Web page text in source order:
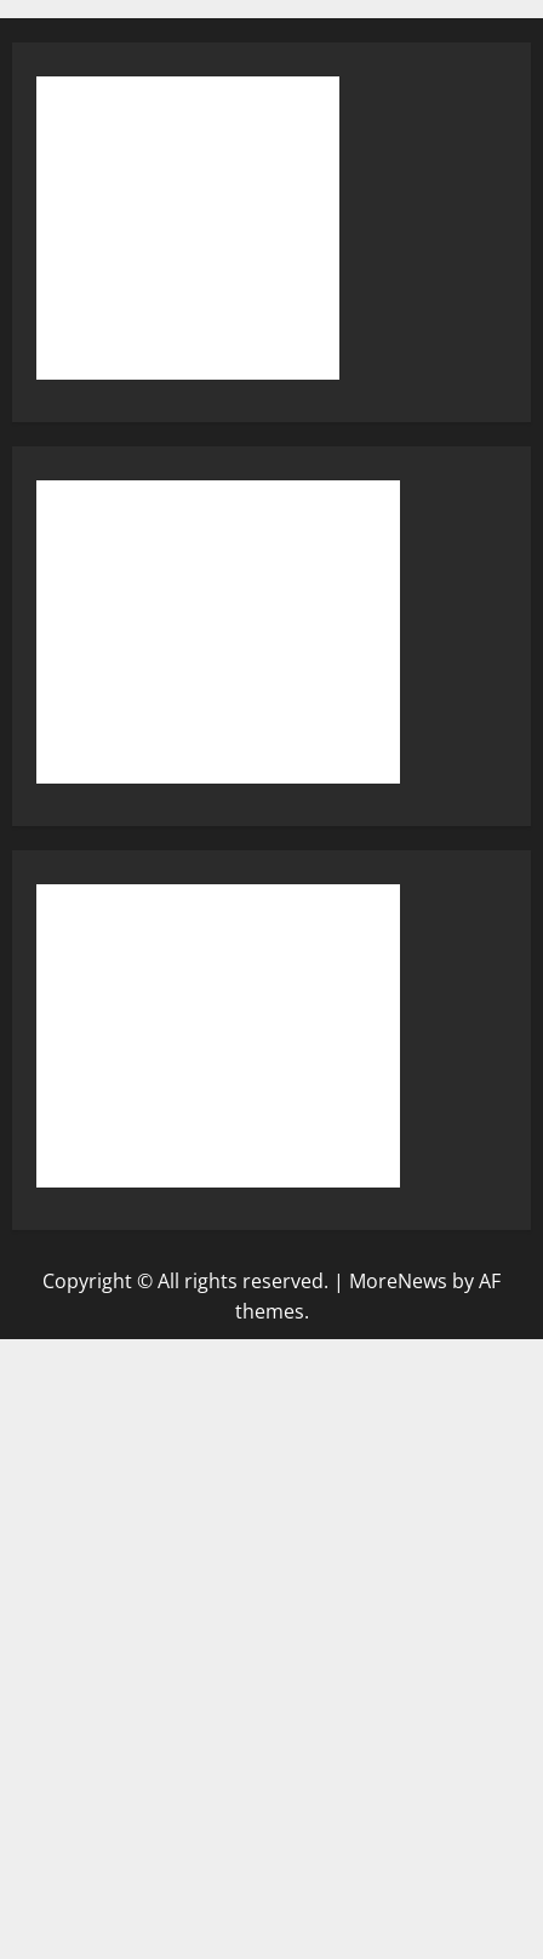
Copyright © All rights reserved. | MoreNews by AF
themes.